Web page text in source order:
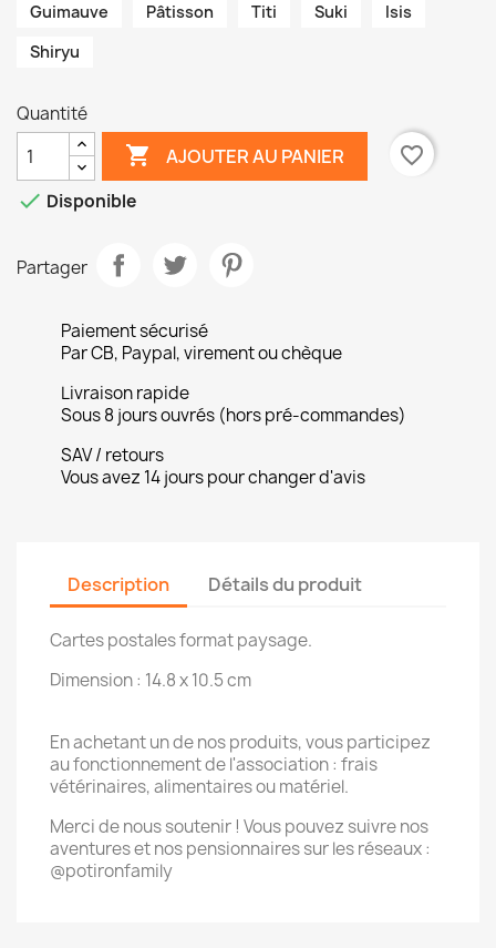
Guimauve
Pâtisson Titi Suki
Isis
Shiryu
Quantité
 AJOUTER AU PANIER
favorite_border
 Disponible
Partager
Paiement sécurisé
Par CB, Paypal, virement ou chèque
Livraison rapide
Sous 8 jours ouvrés (hors pré-commandes)
SAV / retours
Vous avez 14 jours pour changer d'avis
Description Détails du produit
Cartes postales format paysage.
Dimension : 14.8 x 10.5 cm
En achetant un de nos produits, vous participez
au fonctionnement de l'association : frais
vétérinaires, alimentaires ou matériel.
Merci de nous soutenir ! Vous pouvez suivre nos
aventures et nos pensionnaires sur les réseaux :
@potironfamily